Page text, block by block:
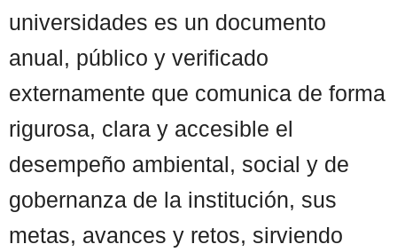
universidades es un documento
anual, público y verificado
externamente que comunica de forma
rigurosa, clara y accesible el
desempeño ambiental, social y de
gobernanza de la institución, sus
metas, avances y retos, sirviendo